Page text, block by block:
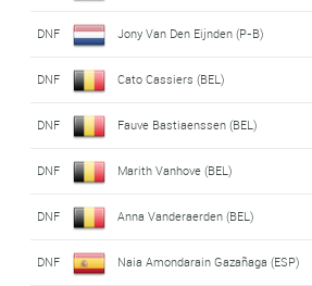
DNF Jony Van Den Eijnden (P-B)
DNF Cato Cassiers (BEL)
DNF Fauve Bastiaenssen (BEL)
DNF Marith Vanhove (BEL)
DNF Anna Vanderaerden (BEL)
DNF Naia Amondarain Gazañaga (ESP)